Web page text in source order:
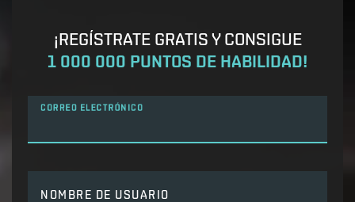
¡REGÍSTRATE GRATIS Y CONSIGUE
1 000 000 PUNTOS DE HABILIDAD!
CORREO ELECTRÓNICO
NOMBRE DE USUARIO